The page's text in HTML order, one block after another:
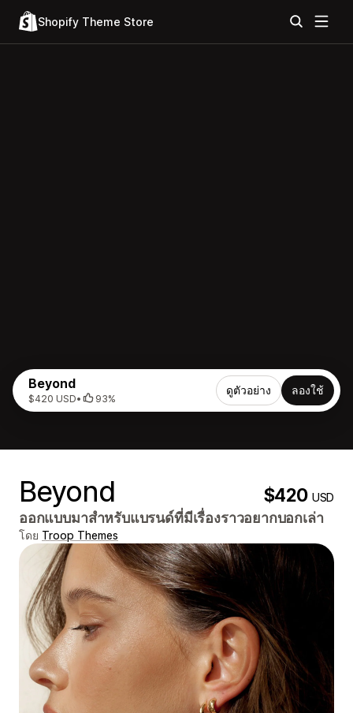
Shopify Theme Store
Beyond
$420 USD• 93%
ดูตัวอย่าง ลองใช้
Beyond $420USD
ออกแบบมาสำหรับแบรนด์ที่มีเรื่องราวอยากบอกเล่า
โดย Troop Themes